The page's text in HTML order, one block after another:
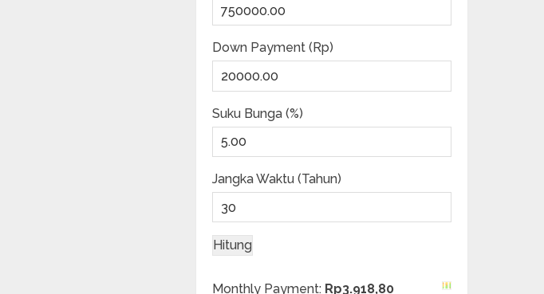
Down Payment (Rp)
Suku Bunga (%)
Jangka Waktu (Tahun)
Monthly Payment: Rp3.918,80